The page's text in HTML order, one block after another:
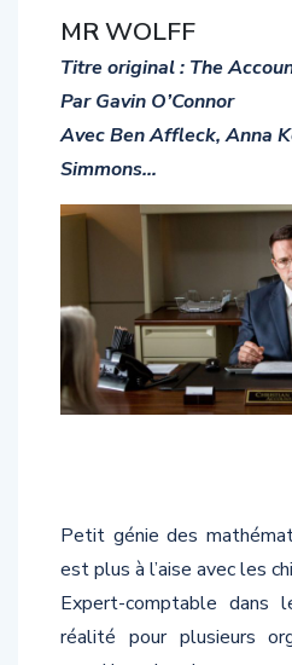
Titre original : The
Par Gavin O’Connor
Avec Ben Affleck, Anna
Simmons…
est plus à l’aise avec les
Expert-comptable dans
réalité pour plusieurs
parmi les plus